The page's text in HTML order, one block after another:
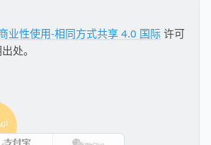
业性使用-相同方式共享 4.0 国际 许可
处。